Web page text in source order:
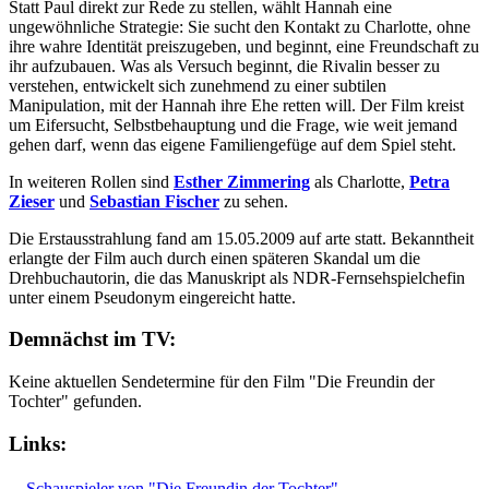
Statt Paul direkt zur Rede zu stellen, wählt Hannah eine
ungewöhnliche Strategie: Sie sucht den Kontakt zu Charlotte, ohne
ihre wahre Identität preiszugeben, und beginnt, eine Freundschaft zu
ihr aufzubauen. Was als Versuch beginnt, die Rivalin besser zu
verstehen, entwickelt sich zunehmend zu einer subtilen
Manipulation, mit der Hannah ihre Ehe retten will. Der Film kreist
um Eifersucht, Selbstbehauptung und die Frage, wie weit jemand
gehen darf, wenn das eigene Familiengefüge auf dem Spiel steht.
In weiteren Rollen sind Esther Zimmering als Charlotte, Petra
Zieser und Sebastian Fischer zu sehen.
Die Erstausstrahlung fand am 15.05.2009 auf arte statt. Bekanntheit
erlangte der Film auch durch einen späteren Skandal um die
Drehbuchautorin, die das Manuskript als NDR-Fernsehspielchefin
unter einem Pseudonym eingereicht hatte.
Demnächst im TV:
Keine aktuellen Sendetermine für den Film "Die Freundin der
Tochter" gefunden.
Links: